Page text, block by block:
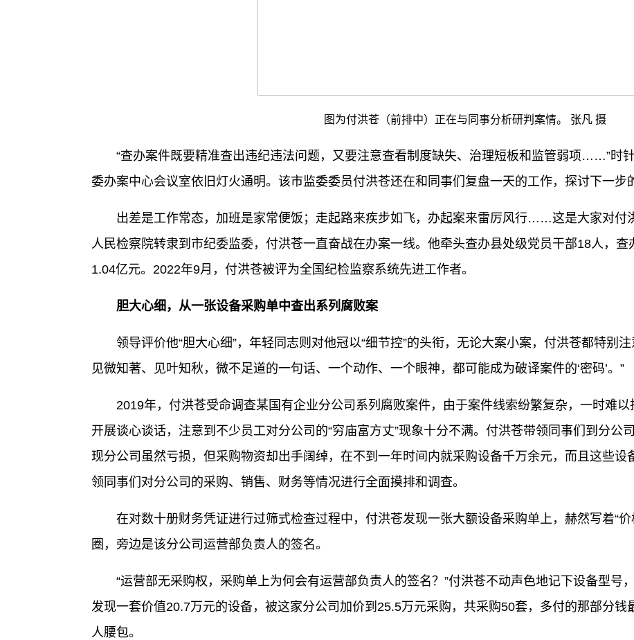
图为付洪苍（前排中）正在与同事分析研判案情。 张凡 摄
“查办案件既要精准查出违纪违法问题，又要注意查看制度缺失、治理短板和监管弱项……”时
委办案中心会议室依旧灯火通明。该市监委委员付洪苍还在和同事们复盘一天的工作，探讨下一步
出差是工作常态，加班是家常便饭；走起路来疾步如飞，办起案来雷厉风行……这是大家对付
人民检察院转隶到市纪委监委，付洪苍一直奋战在办案一线。他牵头查办县处级党员干部18人，查
1.04亿元。2022年9月，付洪苍被评为全国纪检监察系统先进工作者。
胆大心细，从一张设备采购单中查出系列腐败案
领导评价他“胆大心细”，年轻同志则对他冠以“细节控”的头衔，无论大案小案，付洪苍都特别
见微知著、见叶知秋，微不足道的一句话、一个动作、一个眼神，都可能成为破译案件的‘密码’。”
2019年，付洪苍受命调查某国有企业分公司系列腐败案件，由于案件线索纷繁复杂，一时难以
开展谈心谈话，注意到不少员工对分公司的“穷庙富方丈”现象十分不满。付洪苍带领同事们到分公
现分公司虽然亏损，但采购物资却出手阔绰，在不到一年时间内就采购设备千万余元，而且这些
领同事们对分公司的采购、销售、财务等情况进行全面摸排和调查。
在对数十册财务凭证进行过筛式检查过程中，付洪苍发现一张大额设备采购单上，赫然写着“价
圈，旁边是该分公司运营部负责人的签名。
“运营部无采购权，采购单上为何会有运营部负责人的签名？”付洪苍不动声色地记下设备型号
发现一套价值20.7万元的设备，被这家分公司加价到25.5万元采购，共采购50套，多付的那部分
人腰包。